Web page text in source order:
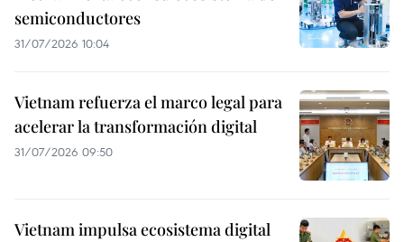
semiconductores
31/07/2026 10:04
Vietnam refuerza el marco legal para
acelerar la transformación digital
31/07/2026 09:50
Vietnam impulsa ecosistema digital